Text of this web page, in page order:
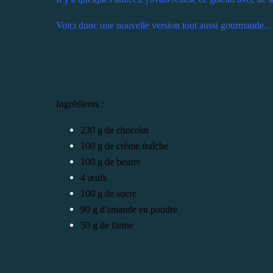
Voici donc une nouvelle version tout aussi gourmande...
Ingrédients :
230 g de chocolat
100 g de crème fraîche
100 g de beurre
4 œufs
100 g de sucre
90 g d'amande en poudre
50 g de farine